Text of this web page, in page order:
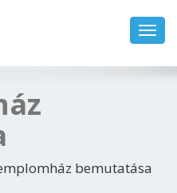
bemutatása